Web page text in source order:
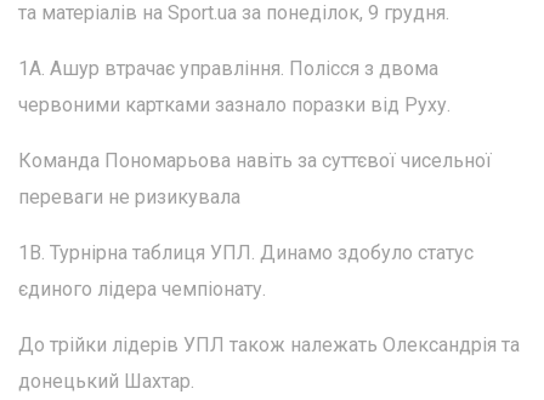
та матеріалів на Sport.ua за понеділок, 9 грудня.
1А. Ашур втрачає управління. Полісся з двома
червоними картками зазнало поразки від Руху.
Команда Пономарьова навіть за суттєвої чисельної
переваги не ризикувала
1В. Турнірна таблиця УПЛ. Динамо здобуло статус
єдиного лідера чемпіонату.
До трійки лідерів УПЛ також належать Олександрія та
донецький Шахтар.